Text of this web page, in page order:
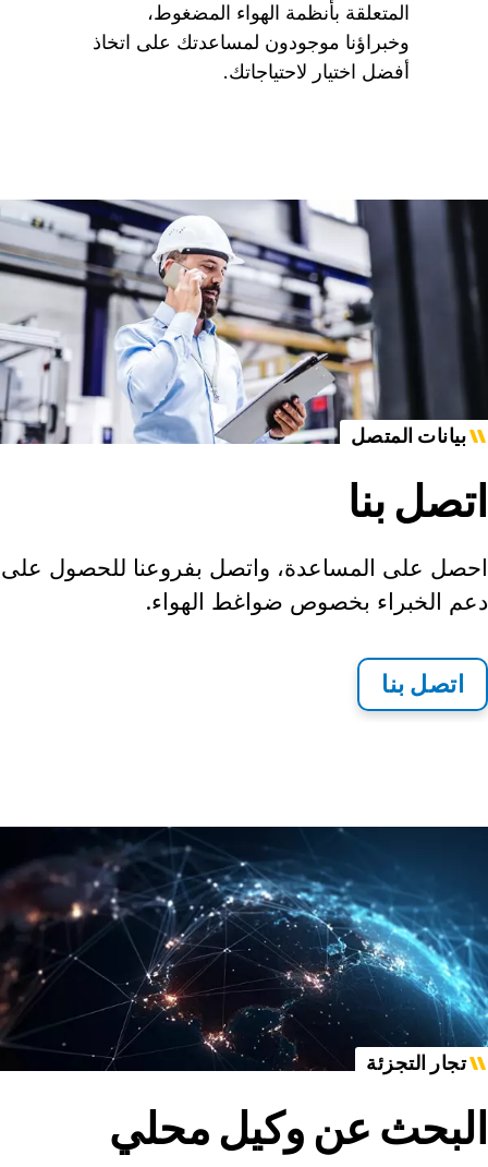
المتعلقة بأنظمة الهواء المضغوط،
وخبراؤنا موجودون لمساعدتك على اتخاذ
أفضل اختيار لاحتياجاتك.
بيانات المتصل
اتصل بنا
احصل على المساعدة، واتصل بفروعنا للحصول على
دعم الخبراء بخصوص ضواغط الهواء.
اتصل بنا
تجار التجزئة
البحث عن وكيل محلي